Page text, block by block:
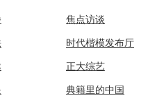
焦点访谈
时代楷模发布厅
正大综艺
典籍里的中国